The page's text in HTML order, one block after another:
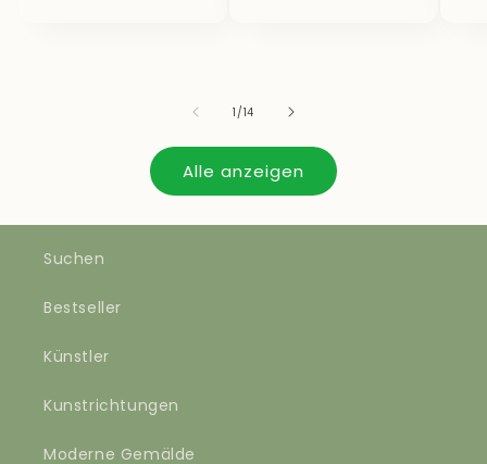
1 /von
14
Alle anzeigen
Suchen
Bestseller
Künstler
Kunstrichtungen
Moderne Gemälde